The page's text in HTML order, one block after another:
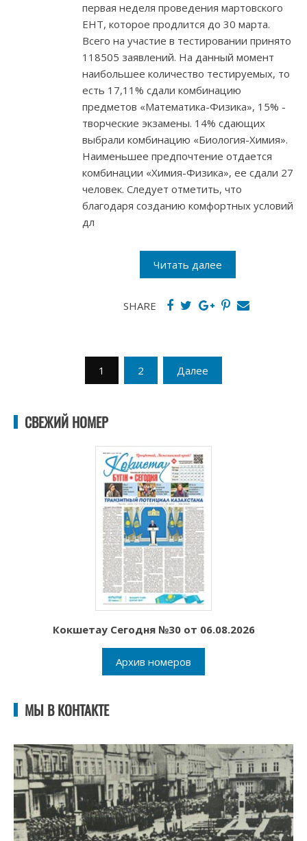
первая неделя проведения мартовского
ЕНТ, которое продлится до 30 марта.
Всего на участие в тестировании принято
118505 заявлений. На данный момент
наибольшее количество тестируемых, то
есть 17,11% сдали комбинацию
предметов «Математика-Физика», 15% -
творческие экзамены. 14% сдающих
выбрали комбинацию «Биология-Химия».
Наименьшее предпочтение отдается
комбинации «Химия-Физика», ее сдали 27
человек. Следует отметить, что
благодаря созданию комфортных условий
дл
Читать далее
SHARE
1 2 Далее
СВЕЖИЙ НОМЕР
Кокшетау Сегодня №30 от 06.08.2026
Архив номеров
МЫ В КОНТАКТЕ